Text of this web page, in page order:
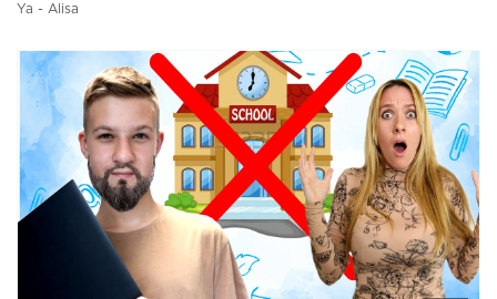
Ya - Alisa